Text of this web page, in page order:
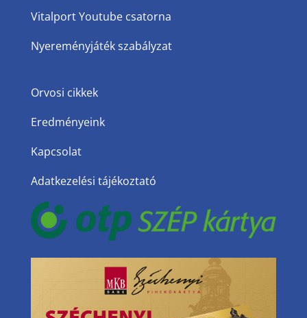
Vitalport Youtube csatorna
Nyereményjáték szabályzat
Orvosi cikkek
Eredményeink
Kapcsolat
Adatkezelési tájékoztató